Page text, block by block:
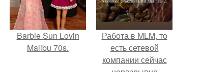
Barbie Sun Lovin
Malibu 70s.
Работа в MLM, то
есть сетевой
компании сейчас